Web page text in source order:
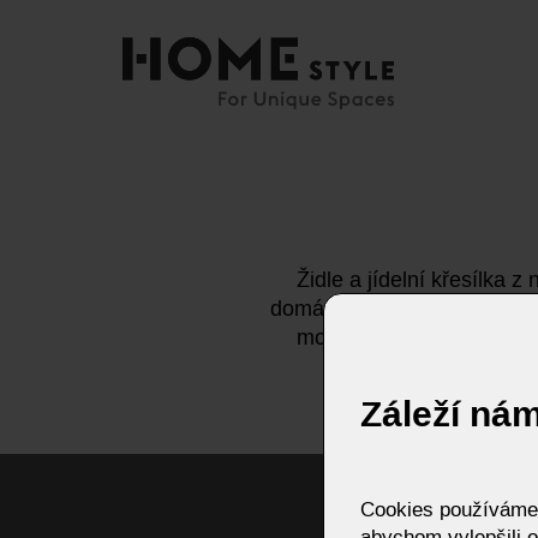
Židle a jídelní křesílka z
domácí stolování. Stačí jen
mohou být
Záleží
Cookies